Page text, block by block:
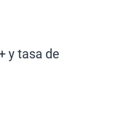
y tasa de